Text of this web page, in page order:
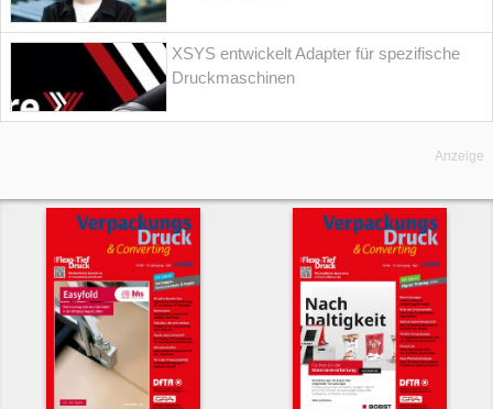
XSYS entwickelt Adapter für spezifische
Druckmaschinen
Anzeige